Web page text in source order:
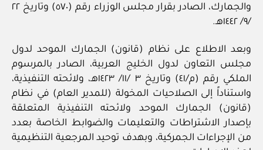
والجمارك، الصادر بقرار مجلس الوزراء رقم (٥٧٠) وتاريخ ٢٢
/٩/ ١٤٤٢هـ.
وبعد الاطلاع على نظام (قانون) الجمارك الموحد لدول
مجلس التعاون لدول الخليج العربية، الصادر بالمرسوم
الملكي رقم (م/٤١) وتاريخ ٣ /١١/ ١٤٢٣هـ، ولائحته التنفيذية،
واستناداً إلى الصلاحيات المخولة (للمدير العام) في نظام
(قانون) الجمارك الموحد ولائحته التنفيذية المتعلقة
بإصدار الاشتراطات والتعليمات والضوابط الخاصة بعدد
من الإجراءات الجمركية، وبهدف توحيد المرجعية التنظيمية